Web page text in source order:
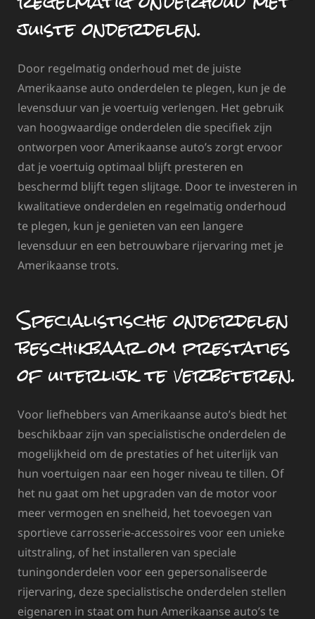
juiste onderdelen.
Door regelmatig onderhoud met de juiste
Amerikaanse auto onderdelen te plegen, kun je de
levensduur van je voertuig verlengen. Het gebruik
van hoogwaardige onderdelen die specifiek zijn
ontworpen voor Amerikaanse auto’s zorgt ervoor
dat je voertuig optimaal blijft presteren en
beschermd blijft tegen slijtage. Door te investeren in
kwalitatieve onderdelen en regelmatig onderhoud
te plegen, kun je genieten van een langere
levensduur en een betrouwbare rijervaring met je
Amerikaanse trots.
Specialistische onderdelen
beschikbaar om prestaties
of uiterlijk te verbeteren.
Voor liefhebbers van Amerikaanse auto’s biedt het
beschikbaar zijn van specialistische onderdelen de
mogelijkheid om de prestaties of het uiterlijk van
hun voertuigen naar een hoger niveau te tillen. Of
het nu gaat om het upgraden van de motor voor
meer vermogen en snelheid, het toevoegen van
sportieve carrosserie-accessoires voor een unieke
uitstraling, of het installeren van speciale
tuningonderdelen voor een gepersonaliseerde
rijervaring, deze specialistische onderdelen stellen
eigenaren in staat om hun Amerikaanse auto’s te